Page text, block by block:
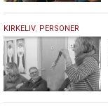
13.
marts
2017
KIRKELIV, PERSONER